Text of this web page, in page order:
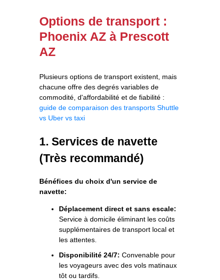
Options de transport :
Phoenix AZ à Prescott
AZ
Plusieurs options de transport existent, mais
chacune offre des degrés variables de
commodité, d'affordabilité et de fiabilité :
guide de comparaison des transports Shuttle
vs Uber vs taxi
1. Services de navette
(Très recommandé)
Bénéfices du choix d'un service de
navette:
Déplacement direct et sans escale:
Service à domicile éliminant les coûts
supplémentaires de transport local et
les attentes.
Disponibilité 24/7: Convenable pour
les voyageurs avec des vols matinaux
tôt ou tardifs.